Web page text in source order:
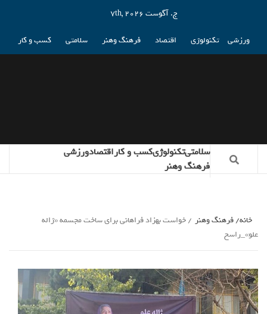
ج. آگوست 7th, 2026
ورزشی تکنولوژی اقتصاد فرهنگ وهنر سلامتی کسب و کار
سلامتیتکنولوژیکسب و کاراقتصادورزشی
فرهنگ وهنر
خانه فرهنگ وهنر
خواست بهزاد فراهانی برای ساخت مجسمه «ژاله
علو»_راسخ